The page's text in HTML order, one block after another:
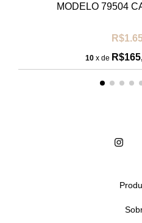
MODELO 79504
10 x de